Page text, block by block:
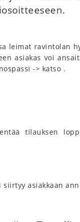
leimat ravintolan
asiakas voi
-> katso .
tilauksen
asiakkaan